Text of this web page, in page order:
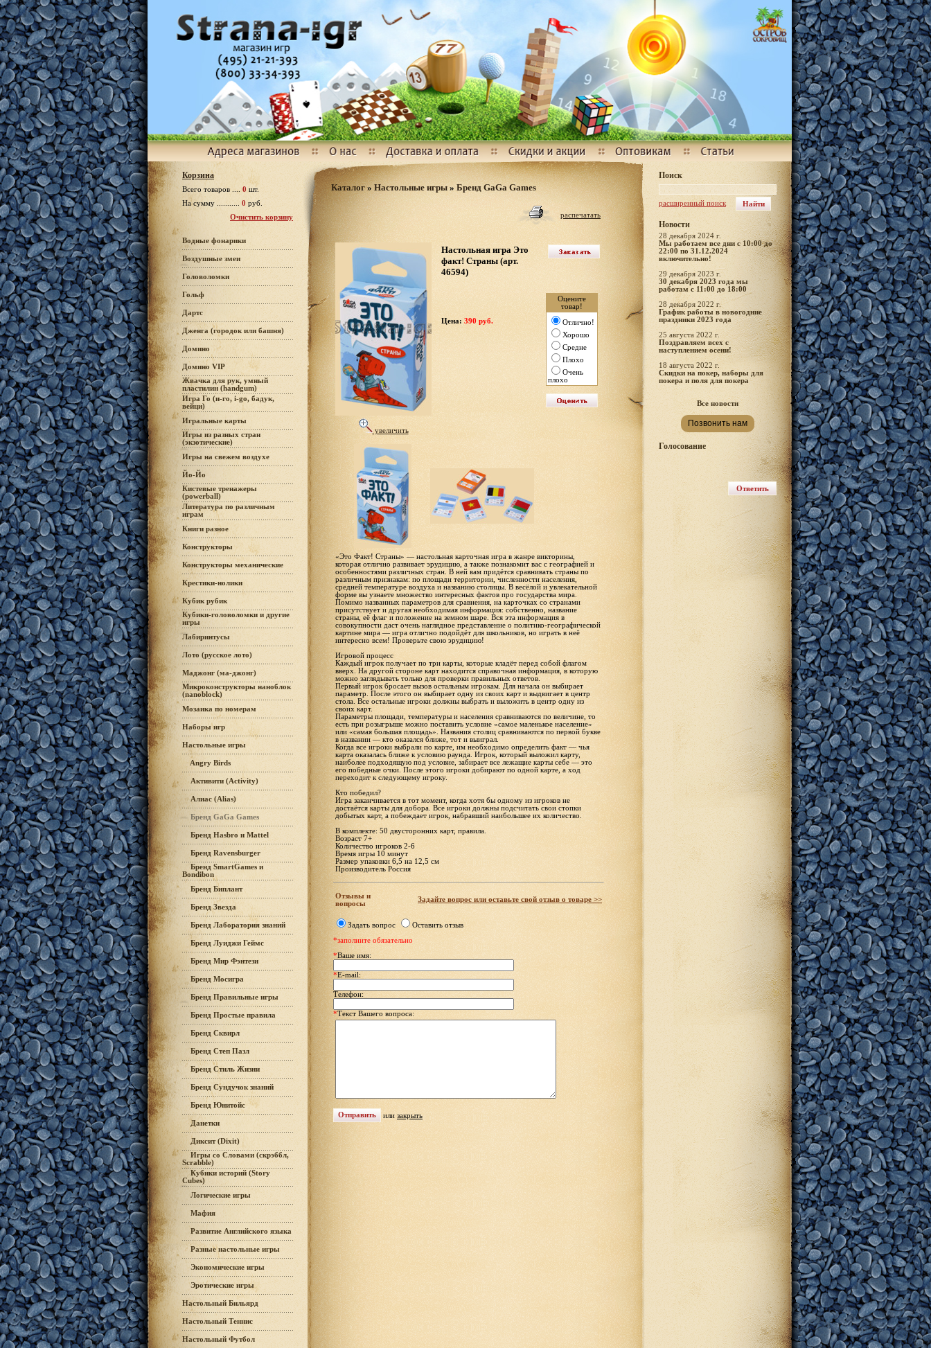
Корзина
Всего товаров .... 0 шт.
На сумму ........... 0 руб.
Очистить корзину
Водные фонарики
Воздушные змеи
Головоломки
Гольф
Дартс
Дженга (городок или башня)
Домино
Домино VIP
Жвачка для рук, умный
пластилин (handgum)
Игра Го (и-го, i-go, бадук,
вейци)
Игральные карты
Игры из разных стран
(экзотические)
Игры на свежем воздухе
Йо-Йо
Кистевые тренажеры
(powerball)
Литература по различным
играм
Книги разное
Конструкторы
Конструкторы механические
Крестики-нолики
Кубик рубик
Кубики-головоломки и другие
игры
Лабиринтусы
Лото (русское лото)
Маджонг (ма-джонг)
Микроконструкторы наноблок
(nanoblock)
Мозаика по номерам
Наборы игр
Настольные игры
Angry Birds
Активити (Activity)
Алиас (Alias)
Бренд GaGa Games
Бренд Hasbro и Mattel
Бренд Ravensburger
Бренд SmartGames и
Bondibon
Бренд Биплант
Бренд Звезда
Бренд Лаборатория знаний
Бренд Луиджи Геймс
Бренд Мир Фэнтези
Бренд Мосигра
Бренд Правильные игры
Бренд Простые правила
Бренд Сквирл
Бренд Степ Пазл
Бренд Стиль Жизни
Бренд Сундучок знаний
Бренд Юнитойс
Данетки
Диксит (Dixit)
Игры со Словами (скрэббл,
Scrabble)
Кубики историй (Story
Cubes)
Логические игры
Мафия
Развитие Английского языка
Разные настольные игры
Экономические игры
Эротические игры
Настольный Бильярд
Настольный Теннис
Настольный Футбол
Каталог»Настольные игры »Бренд GaGa Games
распечатать
увеличить
Настольная игра Это
факт! Страны (арт.
46594)
Цена: 390 руб.
Оцените
товар!
Отлично!
Хорошо
Средне
Плохо
Очень
плохо
«Это Факт! Страны» — настольная карточная игра в жанре викторины,
которая отлично развивает эрудицию, а также познакомит вас с географией и
особенностями различных стран. В ней вам придётся сравнивать страны по
различным признакам: по площади территории, численности населения,
средней температуре воздуха и названию столицы. В весёлой и увлекательной
форме вы узнаете множество интересных фактов про государства мира.
Помимо названных параметров для сравнения, на карточках со странами
присутствует и другая необходимая информация: собственно, название
страны, её флаг и положение на земном шаре. Вся эта информация в
совокупности даст очень наглядное представление о политико-географической
картине мира — игра отлично подойдёт для школьников, но играть в неё
интересно всем! Проверьте свою эрудицию!
Игровой процесс
Каждый игрок получает по три карты, которые кладёт перед собой флагом
вверх. На другой стороне карт находится справочная информация, в которую
можно заглядывать только для проверки правильных ответов.
Первый игрок бросает вызов остальным игрокам. Для начала он выбирает
параметр. После этого он выбирает одну из своих карт и выдвигает в центр
стола. Все остальные игроки должны выбрать и выложить в центр одну из
своих карт.
Параметры площади, температуры и населения сравниваются по величине, то
есть при розыгрыше можно поставить условие «самое маленькое население»
или «самая большая площадь». Названия столиц сравниваются по первой букве
в названии — кто оказался ближе, тот и выиграл.
Когда все игроки выбрали по карте, им необходимо определить факт — чья
карта оказалась ближе к условию раунда. Игрок, который выложил карту,
наиболее подходящую под условие, забирает все лежащие карты себе — это
его победные очки. После этого игроки добирают по одной карте, а ход
переходит к следующему игроку.
Кто победил?
Игра заканчивается в тот момент, когда хотя бы одному из игроков не
достаётся карты для добора. Все игроки должны подсчитать свои стопки
добытых карт, а побеждает игрок, набравший наибольшее их количество.
В комплекте: 50 двусторонних карт, правила.
Возраст 7+
Количество игроков 2-6
Время игры 10 минут
Размер упаковки 6,5 на 12,5 см
Производитель Россия
Отзывы и
вопросы
Задайте вопрос или оставьте свой отзыв о товаре >>
Задать вопрос
Оставить отзыв
*заполните обязательно
*Ваше имя:
*E-mail:
Телефон:
*Текст Вашего вопроса:
или закрыть
Поиск
расширенный поиск
Новости
28 декабря 2024 г.
Мы работаем все дни с 10:00 до
22:00 по 31.12.2024
включительно!
29 декабря 2023 г.
30 декабря 2023 года мы
работам с 11:00 до 18:00
28 декабря 2022 г.
График работы в новогодние
праздники 2023 года
25 августа 2022 г.
Поздравляем всех с
наступлением осени!
18 августа 2022 г.
Скидки на покер, наборы для
покера и поля для покера
Все новости
Позвонить нам
Голосование